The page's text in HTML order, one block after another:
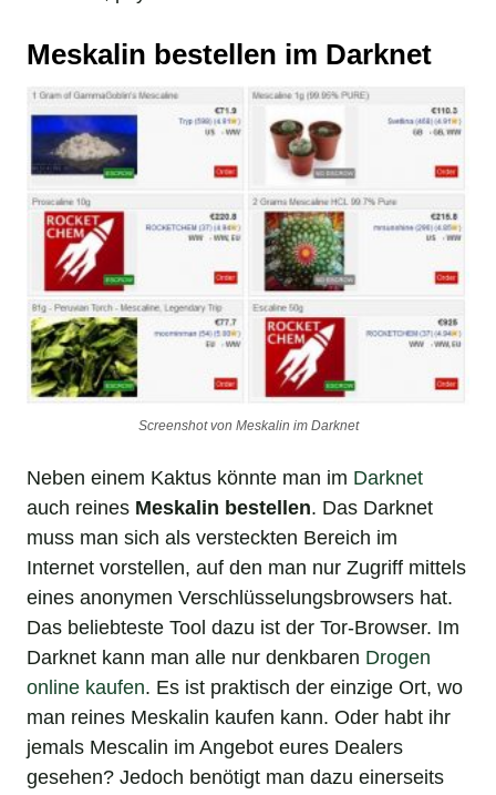
Meskalin bestellen im Darknet
Screenshot von Meskalin im Darknet
Neben einem Kaktus könnte man im Darknet
auch reines Meskalin bestellen. Das Darknet
muss man sich als versteckten Bereich im
Internet vorstellen, auf den man nur Zugriff mittels
eines anonymen Verschlüsselungsbrowsers hat.
Das beliebteste Tool dazu ist der Tor-Browser. Im
Darknet kann man alle nur denkbaren Drogen
online kaufen. Es ist praktisch der einzige Ort, wo
man reines Meskalin kaufen kann. Oder habt ihr
jemals Mescalin im Angebot eures Dealers
gesehen? Jedoch benötigt man dazu einerseits